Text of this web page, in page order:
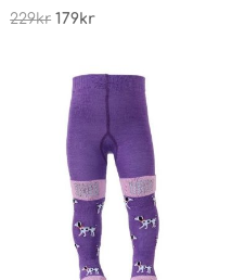
229kr
Opprinnelig
229kr.
179kr
er: